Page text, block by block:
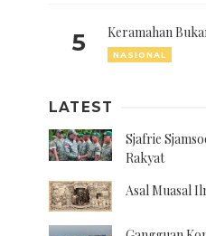
5 Keramahan
NASIONAL
LATEST
Sjafrie
Rakyat
Asal Muasal